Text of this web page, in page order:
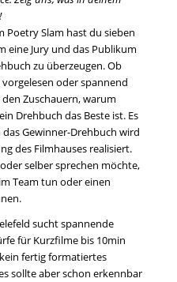
Poetry Slam hast du sieben
eine Jury und das Publikum
zu überzeugen. Ob
oder spannend
den Zuschauern, warum
Drehbuch das Beste ist. Es
Gewinner-Drehbuch wird
des Filmhauses realisiert.
selber sprechen möchte,
Team tun oder einen
sucht spannende
für Kurzfilme bis 10min
fertig formatiertes
sollte aber schon erkennbar